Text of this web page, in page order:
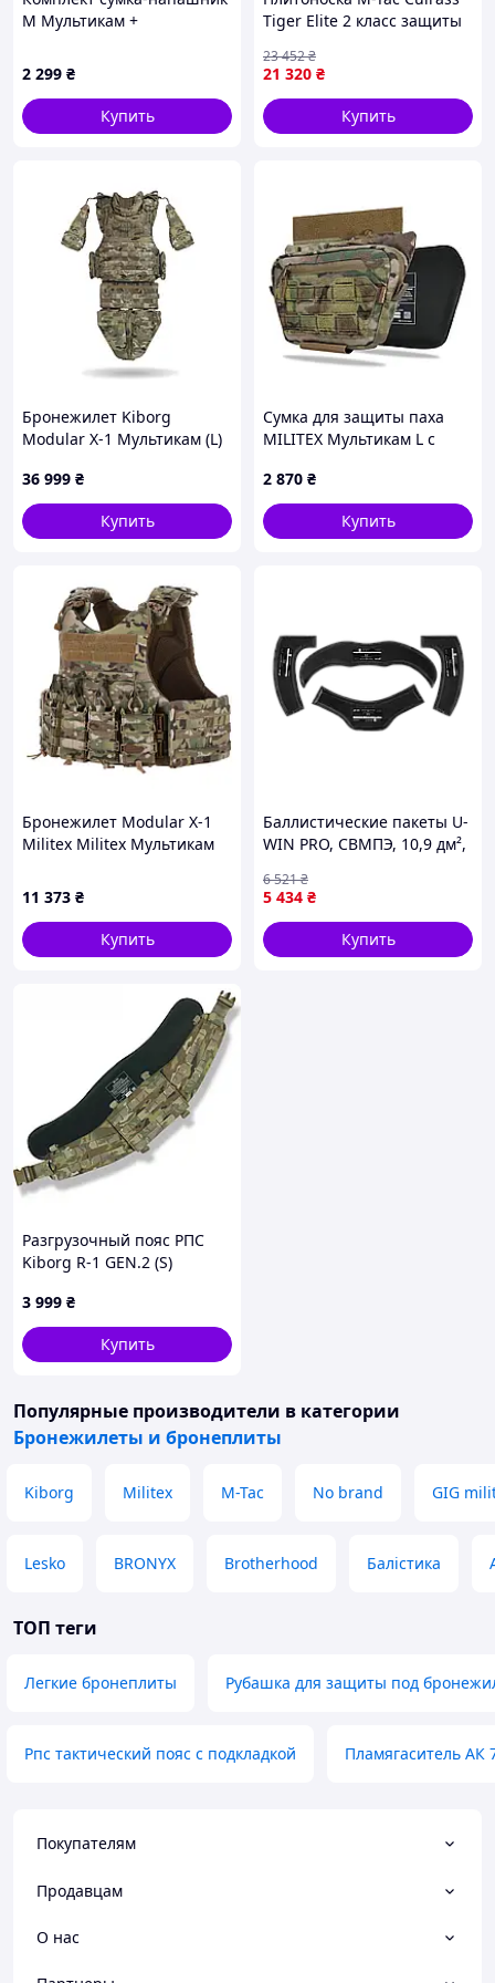
M Мультикам +
класса Cordura original
USA Militex
2 299 ₴
Купить
Tiger Elite 2 класс защиты
Multicam M/L 1057-VO
21 320 ₴
23 452₴
Купить
Бронежилет Kiborg
Modular X-1 Мультикам (L)
Militex (2 класс)
36 999 ₴
Купить
Сумка для защиты паха
MILITEX Мультикам L с
класса
2 870 ₴
Купить
Бронежилет Modular X-1
Militex Militex Мультикам
11 373 ₴
Купить
Баллистические пакеты U-
WIN PRO, СВМПЭ, 10,9 дм²,
5 434 ₴
6 521₴
Купить
Разгрузочный пояс РПС
Kiborg R-1 GEN.2 (S)
класс Militex)
3 999 ₴
Купить
Популярные производители в категории
Бронежилеты и бронеплиты
Kiborg Militex M-Tac No brand GIG
Lesko BRONYX Brotherhood Балістика
ТОП теги
Легкие бронеплиты Рубашка для защиты под
Рпс тактический пояс с подкладкой Пламягаситель АК
Покупателям
Продавцам
О нас